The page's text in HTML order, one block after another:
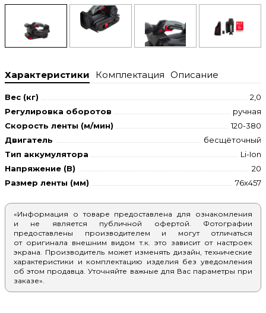
Характеристики Комплектация Описание
Вес (кг)
2,0
Регулировка оборотов
ручная
Скорость ленты (м/мин)
120-380
Двигатель
бесщёточный
Тип аккумулятора
Li-Ion
Напряжение (В)
20
Размер ленты (мм)
76х457
«Информация о товаре предоставлена для ознакомления
и не является публичной офертой. Фотографии
предоставлены производителем и могут отличаться
от оригинала внешним видом т.к. это зависит от настроек
экрана. Производитель может изменять дизайн, технические
характеристики и комплектацию изделия без уведомления
об этом продавца. Уточняйте важные для Вас параметры при
заказе».